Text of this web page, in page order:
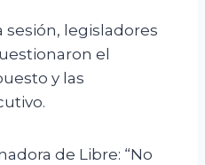
sesión, legisladores
el
y las
de Libre: “No